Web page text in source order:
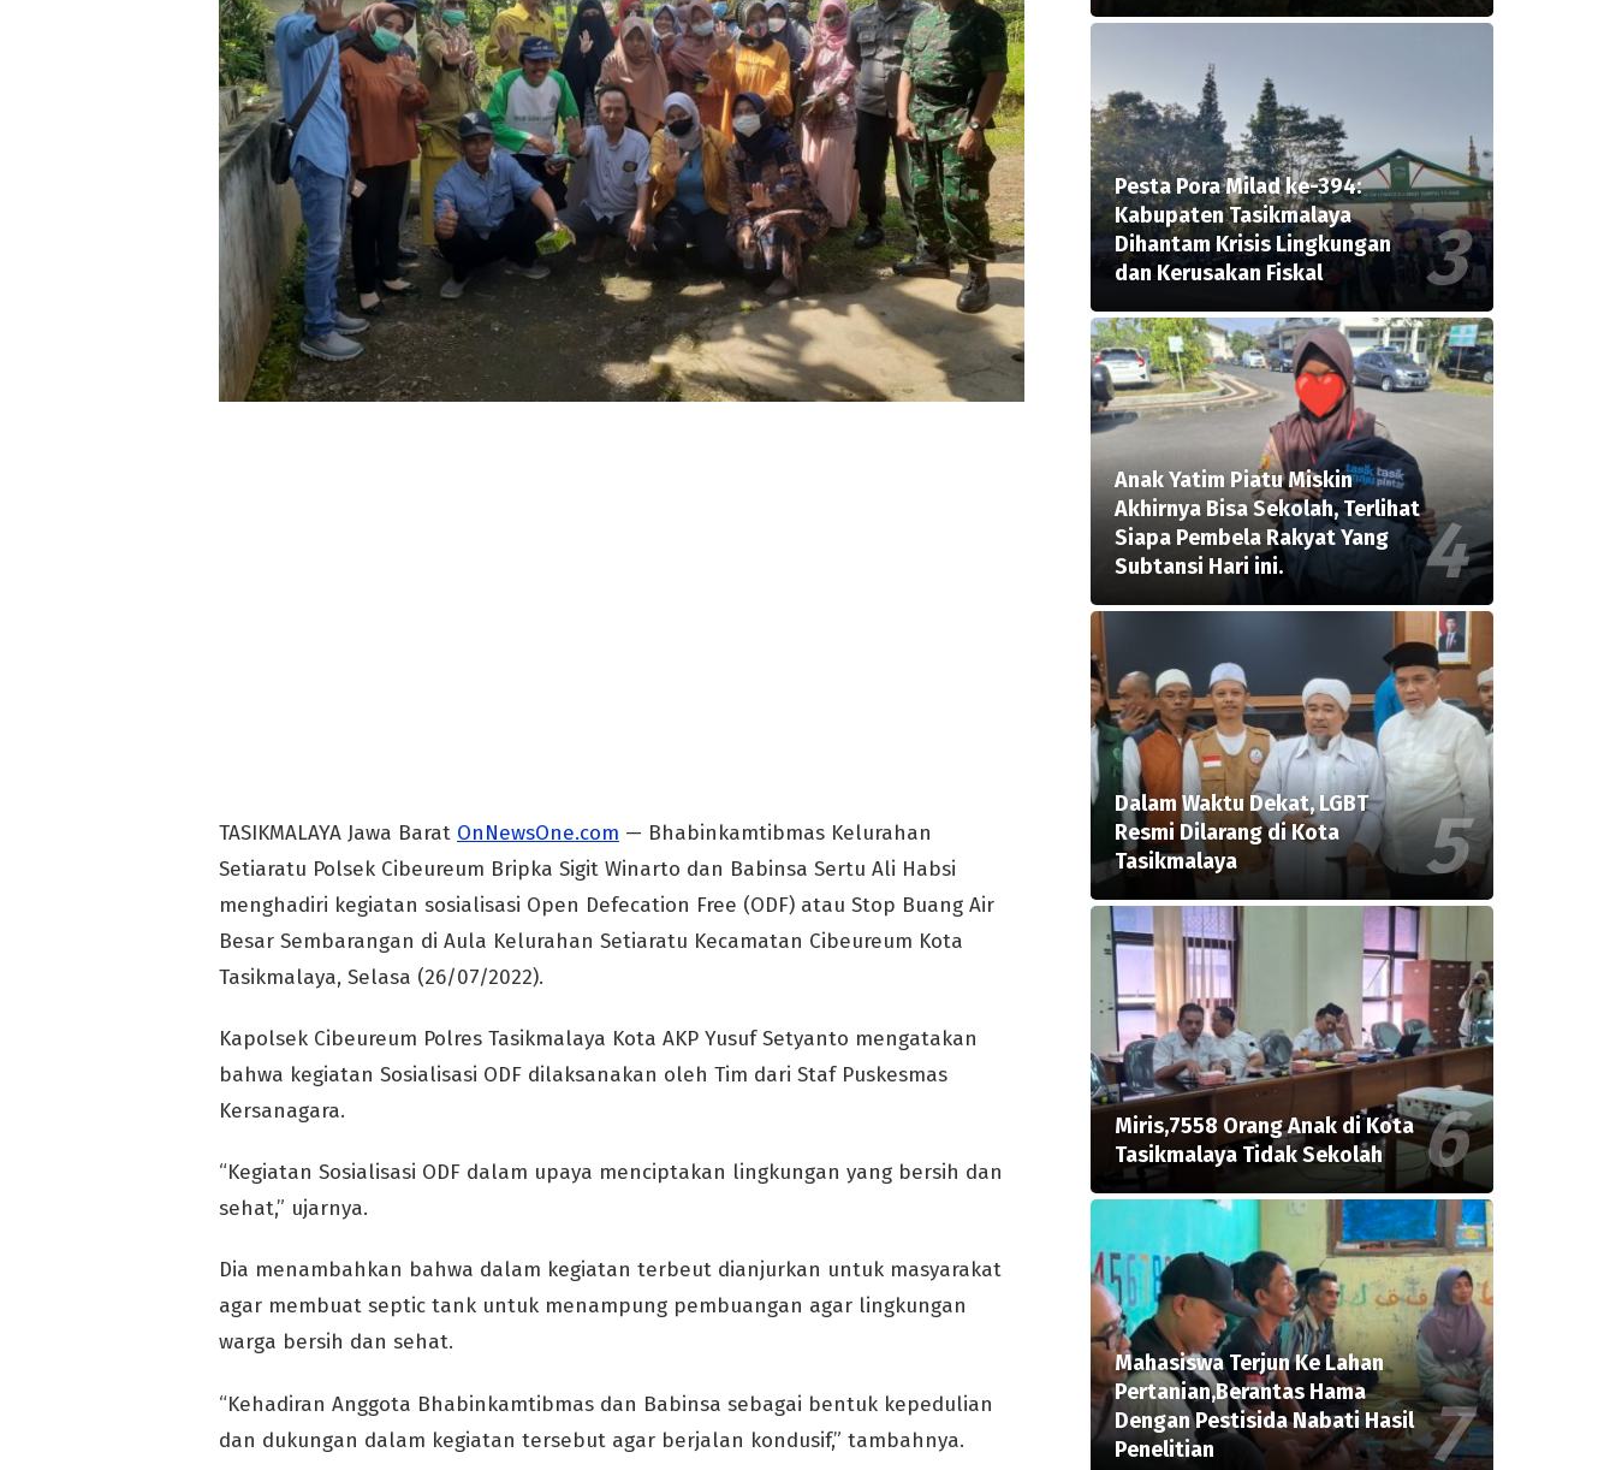
TASIKMALAYA Jawa Barat OnNewsOne.com — Bhabinkamtibmas Kelurahan
Setiaratu Polsek Cibeureum Bripka Sigit Winarto dan Babinsa Sertu Ali Habsi
menghadiri kegiatan sosialisasi Open Defecation Free (ODF) atau Stop Buang Air
Besar Sembarangan di Aula Kelurahan Setiaratu Kecamatan Cibeureum Kota
Tasikmalaya, Selasa (26/07/2022).
Kapolsek Cibeureum Polres Tasikmalaya Kota AKP Yusuf Setyanto mengatakan
bahwa kegiatan Sosialisasi ODF dilaksanakan oleh Tim dari Staf Puskesmas
Kersanagara.
“Kegiatan Sosialisasi ODF dalam upaya menciptakan lingkungan yang bersih dan
sehat,” ujarnya.
Dia menambahkan bahwa dalam kegiatan terbeut dianjurkan untuk masyarakat
agar membuat septic tank untuk menampung pembuangan agar lingkungan
warga bersih dan sehat.
“Kehadiran Anggota Bhabinkamtibmas dan Babinsa sebagai bentuk kepedulian
dan dukungan dalam kegiatan tersebut agar berjalan kondusif,” tambahnya.
Pesta Pora Milad ke-394:
Kabupaten Tasikmalaya
Dihantam Krisis Lingkungan
dan Kerusakan Fiskal
Anak Yatim Piatu Miskin
Akhirnya Bisa Sekolah, Terlihat
Siapa Pembela Rakyat Yang
Subtansi Hari ini.
Dalam Waktu Dekat, LGBT
Resmi Dilarang di Kota
Tasikmalaya
Miris,7558 Orang Anak di Kota
Tasikmalaya Tidak Sekolah
Mahasiswa Terjun Ke Lahan
Pertanian,Berantas Hama
Dengan Pestisida Nabati Hasil
Penelitian